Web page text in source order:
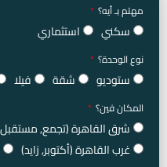
مهتم بـ أيه؟
سكني استثماري
نوع الوحدة؟
ستوديو شقة فيلا
المكان فين؟
شرق القاهرة (تجمع,
غرب القاهرة (أكتوبر, زايد)